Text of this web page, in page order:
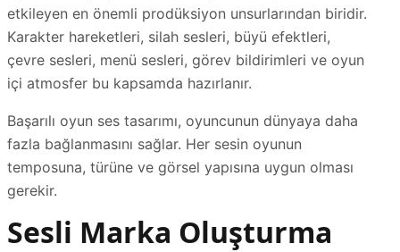
etkileyen en önemli prodüksiyon unsurlarından biridir.
Karakter hareketleri, silah sesleri, büyü efektleri,
çevre sesleri, menü sesleri, görev bildirimleri ve oyun
içi atmosfer bu kapsamda hazırlanır.
Başarılı oyun ses tasarımı, oyuncunun dünyaya daha
fazla bağlanmasını sağlar. Her sesin oyunun
temposuna, türüne ve görsel yapısına uygun olması
gerekir.
Sesli Marka Oluşturma